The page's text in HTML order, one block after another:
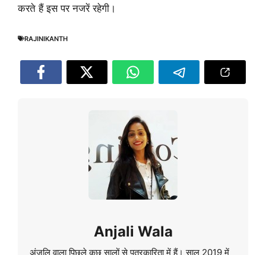
करते हैं इस पर नजरें रहेगी।
RAJINIKANTH
Anjali Wala
अंजलि वाला पिछले कुछ सालों से पत्रकारिता में हैं। साल 2019 में